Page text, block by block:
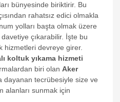
bünyesinde biriktirir. Bu
rahatsız edici olmakla
yolları başta olmak üzere
çıkarabilir. İşte bu
hizmetleri devreye girer.
koltuk yıkama hizmeti
biri olan Aker
dayanan tecrübesiyle size ve
alanları sunmak için